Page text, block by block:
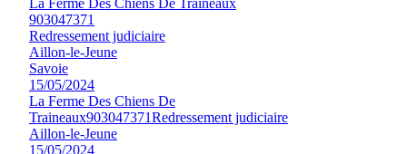
903047371
Redressement judiciaire
Aillon-le-Jeune
Savoie
15/05/2024
La Ferme Des Chiens De
Traineaux903047371Redressement judiciaire
Aillon-le-Jeune
15/05/2024